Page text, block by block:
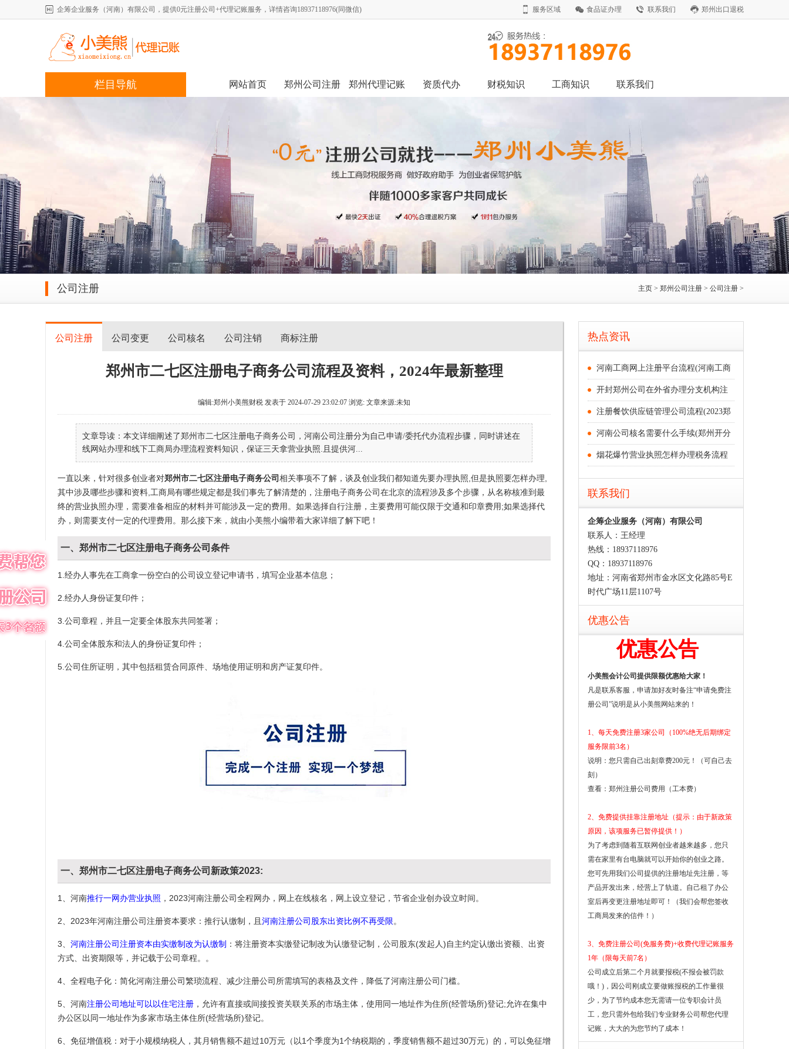
企筹企业服务（河南）有限公司，提供0元注册公司+代理记账服务，详情咨询18937118976(同微信) 服务区域 食品证办理 联系我们 郑州出口退税
栏目导航 网站首页 郑州公司注册 郑州代理记账 资质代办 财税知识 工商知识 联系我们
公司注册 主页 > 郑州公司注册 > 公司注册 >
公司注册 公司变更 公司核名 公司注销 商标注册
郑州市二七区注册电子商务公司流程及资料，2024年最新整理
编辑:郑州小美熊财税 发表于 2024-07-29 23:02:07 浏览: 文章来源:未知
文章导读：本文详细阐述了郑州市二七区注册电子商务公司，河南公司注册分为自己申请/委托代办流程步骤，同时讲述在
线网站办理和线下工商局办理流程资料知识，保证三天拿营业执照.且提供河...
一直以来，针对很多创业者对郑州市二七区注册电子商务公司相关事项不了解，谈及创业我们都知道先要办理执照,但是执照要怎样办理,
其中涉及哪些步骤和资料,工商局有哪些规定都是我们事先了解清楚的，注册电子商务公司在北京的流程涉及多个步骤，从名称核准到最
终的营业执照办理，需要准备相应的材料并可能涉及一定的费用。如果选择自行注册，主要费用可能仅限于交通和印章费用;如果选择代
办，则需要支付一定的代理费用。那么接下来，就由小美熊小编带着大家详细了解下吧！
一、郑州市二七区注册电子商务公司条件
1.经办人事先在工商拿一份空白的公司设立登记申请书，填写企业基本信息；
2.经办人身份证复印件；
3.公司章程，并且一定要全体股东共同签署；
4.公司全体股东和法人的身份证复印件；
5.公司住所证明，其中包括租赁合同原件、场地使用证明和房产证复印件。
一、郑州市二七区注册电子商务公司新政策2023:
1、河南推行一网办营业执照 ，2023河南注册公司全程网办，网上在线核名，网上设立登记，节省企业创办设立时间。
2、2023年河南注册公司注册资本要求：推行认缴制，且河南注册公司股东出资比例不再受限。
3、 河南注册公司注册资本由实缴制改为认缴制 ：将注册资本实缴登记制改为认缴登记制，公司股东(发起人)自主约定认缴出资额、出资
方式、出资期限等，并记载于公司章程。。
4、全程电子化：简化河南注册公司繁琐流程、减少注册公司所需填写的表格及文件，降低了河南注册公司门槛。
5、河南注册公司地址可以以住宅注册 ，允许有直接或间接投资关联关系的市场主体，使用同一地址作为住所(经菅场所)登记;允许在集中
办公区以同一地址作为多家市场主体住所(经营场所)登记。
6、免征增值税：对于小规模纳税人，其月销售额不超过10万元（以1个季度为1个纳税期的，季度销售额不超过30万元）的，可以免征增
热点资讯
河南工商网上注册平台流程(河南工商
开封郑州公司在外省办理分支机构注
注册餐饮供应链管理公司流程(2023郑
河南公司核名需要什么手续(郑州开分
烟花爆竹营业执照怎样办理税务流程
联系我们
企筹企业服务（河南）有限公司
联系人：王经理
热线：18937118976
QQ：18937118976
地址：河南省郑州市金水区文化路85号E
时代广场11层1107号
优惠公告
优惠公告
小美熊会计公司提供限额优惠给大家！
凡是联系客服，申请加好友时备注“申请免费注
册公司”说明是从小美熊网站来的！
1、每天免费注册3家公司（100%绝无后期绑定
服务限前3名）
说明：您只需自己出刻章费200元！（可自己去
刻）
查看： 郑州注册公司费用（工本费）
2、免费提供挂靠注册地址（提示：由于新政策
原因，该项服务已暂停提供！）
为了考虑到随着互联网创业者越来越多，您只
需在家里有台电脑就可以开始你的创业之路。
您可先用我们公司提供的注册地址先注册，等
产品开发出来，经营上了轨道。自己租了办公
室后再变更注册地址即可！（我们会帮您签收
工商局发来的信件！）
3、免费注册公司(免服务费)+收费代理记账服务
1年（限每天前7名）
公司成立后第二个月就要报税(不报会被罚款
哦！)，因公司刚成立要做账报税的工作量很
少，为了节约成本您无需请一位专职会计员
工，您只需外包给我们专业财务公司帮您代理
记账，大大的为您节约了成本！